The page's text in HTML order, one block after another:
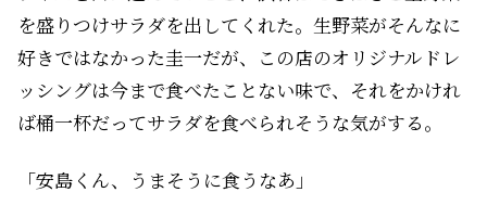
を盛りつけサラダを出してくれた。生野菜がそんなに
好きではなかった圭一だが、この店のオリジナルドレ
ッシングは今まで食べたことない味で、それをかけれ
ば桶一杯だってサラダを食べられそうな気がする。
「安島くん、うまそうに食うなあ」